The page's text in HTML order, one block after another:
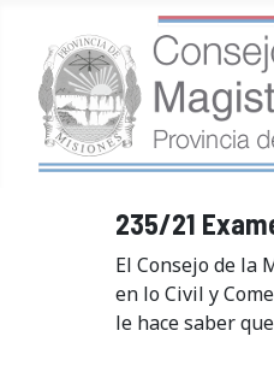
235/21
El Consejo de la
en lo Civil y
le hace saber